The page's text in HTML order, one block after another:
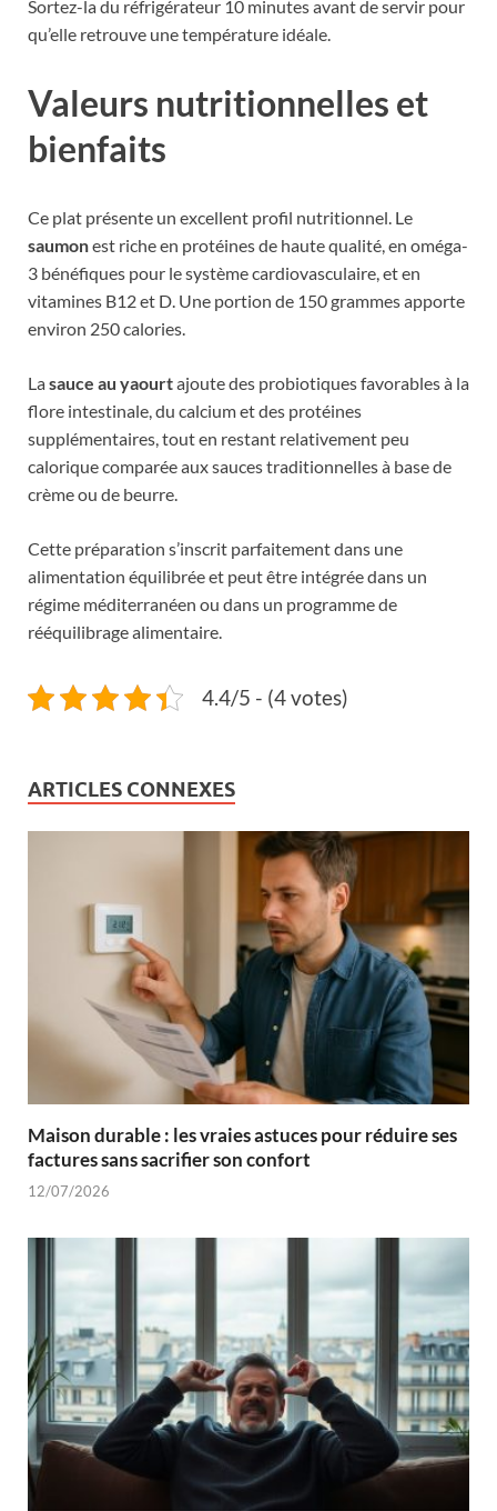
Sortez-la du réfrigérateur 10 minutes avant de servir pour
qu’elle retrouve une température idéale.
Valeurs nutritionnelles et
bienfaits
Ce plat présente un excellent profil nutritionnel. Le
saumonest riche en protéines de haute qualité, en oméga-
3 bénéfiques pour le système cardiovasculaire, et en
vitamines B12 et D. Une portion de 150 grammes apporte
environ 250 calories.
Lasauce au yaourtajoute des probiotiques favorables à la
flore intestinale, du calcium et des protéines
supplémentaires, tout en restant relativement peu
calorique comparée aux sauces traditionnelles à base de
crème ou de beurre.
Cette préparation s’inscrit parfaitement dans une
alimentation équilibrée et peut être intégrée dans un
régime méditerranéen ou dans un programme de
rééquilibrage alimentaire.
4.4/5 - (4 votes)
ARTICLES CONNEXES
Maison durable : les vraies astuces pour réduire ses
factures sans sacrifier son confort
12/07/2026